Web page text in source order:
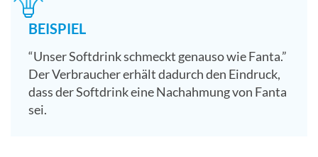
BEISPIEL
“Unser Softdrink schmeckt genauso wie Fanta.”
Der Verbraucher erhält dadurch den Eindruck,
dass der Softdrink eine Nachahmung von Fanta
sei.